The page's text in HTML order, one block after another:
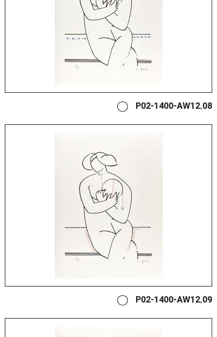
P02-1400-AW12.08
P02-1400-AW12.09